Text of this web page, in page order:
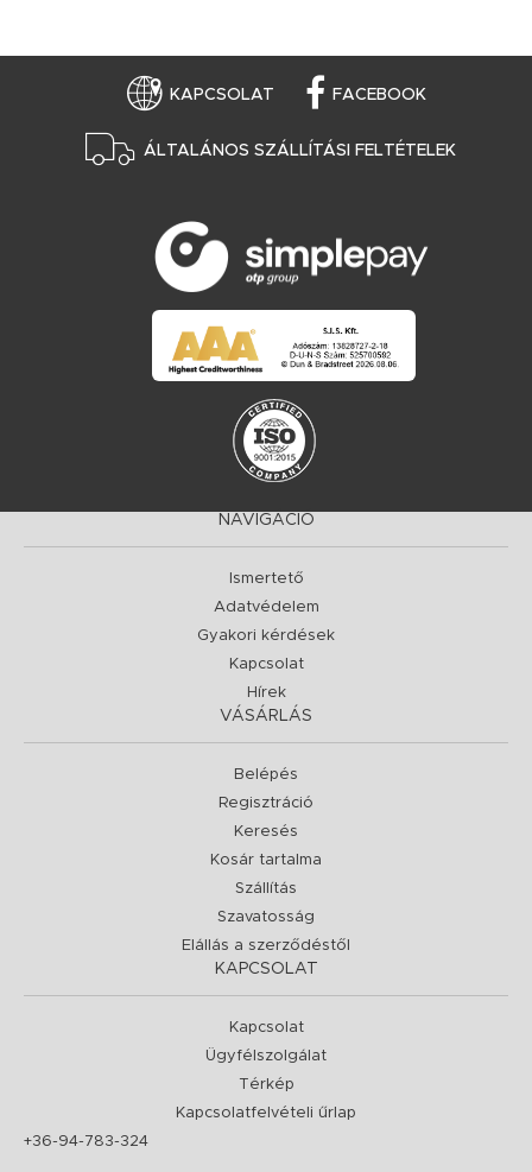
KAPCSOLAT FACEBOOK
ÁLTALÁNOS SZÁLLÍTÁSI FELTÉTELEK
NAVIGÁCIÓ
Ismertető
Adatvédelem
Gyakori kérdések
Kapcsolat
Hírek
VÁSÁRLÁS
Belépés
Regisztráció
Keresés
Kosár tartalma
Szállítás
Szavatosság
Elállás a szerződéstől
KAPCSOLAT
Kapcsolat
Ügyfélszolgálat
Térkép
Kapcsolatfelvételi űrlap
+36-94-783-324